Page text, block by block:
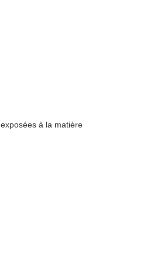
à la matière